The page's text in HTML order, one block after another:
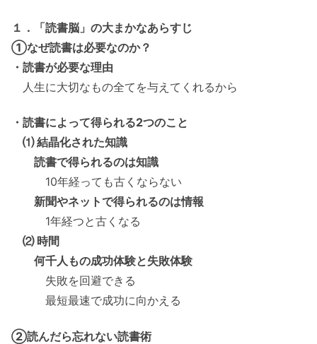
１．「読書脳」の大まかなあらすじ
①なぜ読書は必要なのか？
・読書が必要な理由
人生に大切なもの全てを与えてくれるから
・読書によって得られる2つのこと
⑴ 結晶化された知識
読書で得られるのは知識
10年経っても古くならない
新聞やネットで得られるのは情報
1年経つと古くなる
⑵ 時間
何千人もの成功体験と失敗体験
失敗を回避できる
最短最速で成功に向かえる
②読んだら忘れない読書術